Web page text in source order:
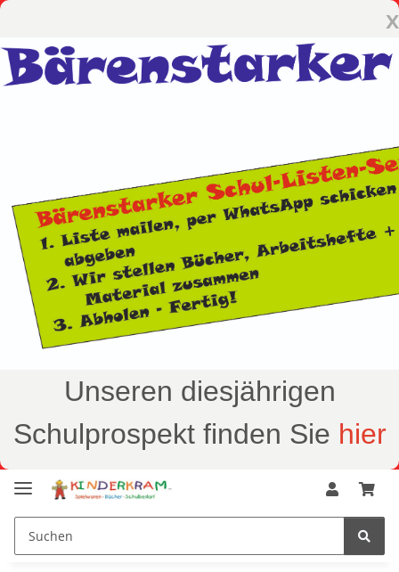
x
Unseren diesjährigen
Schulprospekt finden Sie hier